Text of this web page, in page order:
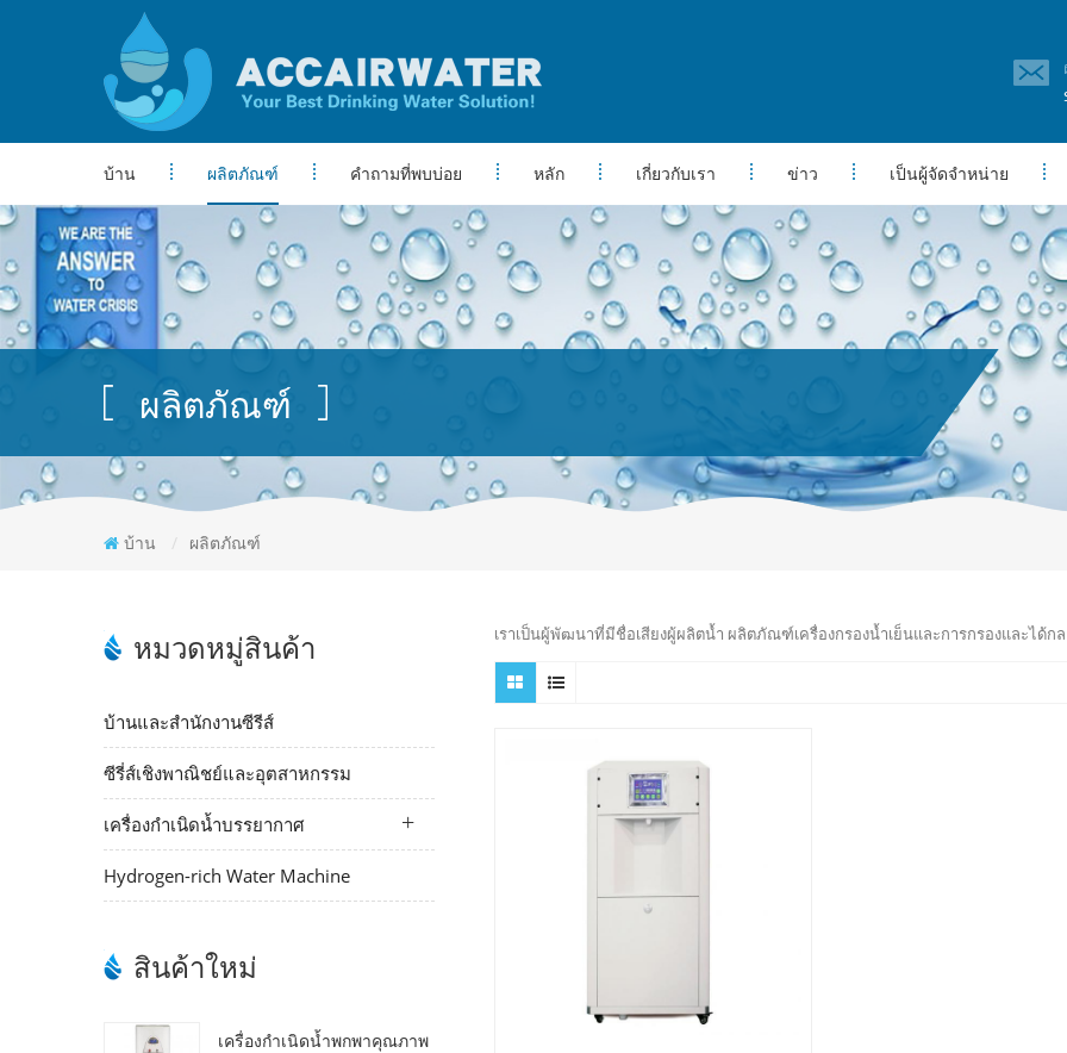
บ้าน ผลิตภัณฑ์ คำถามที่พบบ่อย หลัก เกี่ยวกับเรา ข่าว เป็นผู้จัดจำหน่าย
ผลิตภัณฑ์
บ้าน / ผลิตภัณฑ์
หมวดหมู่สินค้า
บ้านและสำนักงานซีรีส์
ซีรี่ส์เชิงพาณิชย์และอุตสาหกรรม
เครื่องกำเนิดน้ำบรรยากาศ
Hydrogen-rich Water Machine
สินค้าใหม่
เครื่องกำเนิดน้ำพกพาคุณภาพ
เราเป็นผู้พัฒนาที่มีชื่อเสียงผู้ผลิตน้ำ ผลิตภัณฑ์เครื่องกรองน้ำเย็นและการกรองและได้ก